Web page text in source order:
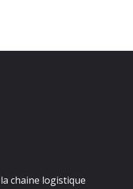
chaine logistique